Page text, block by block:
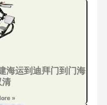
海运到迪拜门到门海
清
»